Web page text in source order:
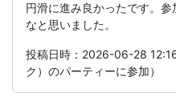
円滑に進み良かったです。
なと思いました。
投稿日時：2026-06-28
ク）のパーティーに参加）